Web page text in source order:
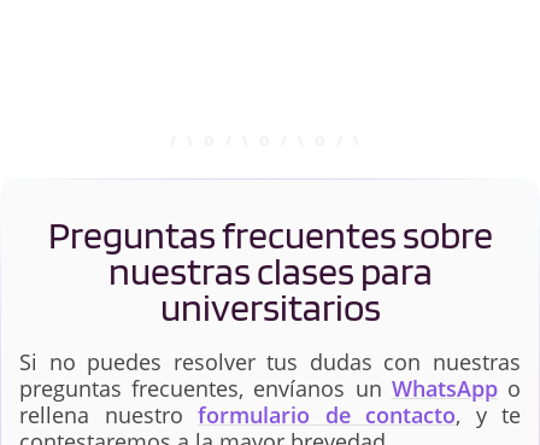
Preguntas frecuentes sobre
nuestras clases para
universitarios
Si no puedes resolver tus dudas con nuestras
preguntas frecuentes, envíanos un WhatsAppo
rellena nuestro formulario de contacto, y te